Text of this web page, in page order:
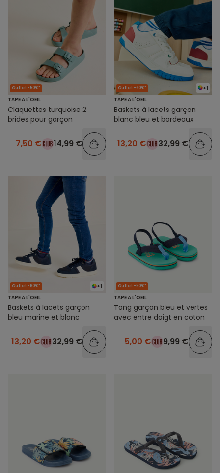
Outlet -50%*
TAPE A L'OEIL
Claquettes turquoise 2
brides pour garçon
7,50 € 14,99 €
+1
Outlet -60%*
TAPE A L'OEIL
Baskets à lacets garçon
blanc bleu et bordeaux
13,20 € 32,99 €
+1
Outlet -60%*
TAPE A L'OEIL
Baskets à lacets garçon
bleu marine et blanc
13,20 € 32,99 €
Outlet -50%*
TAPE A L'OEIL
Tong garçon bleu et vertes
avec entre doigt en coton
5,00 € 9,99 €